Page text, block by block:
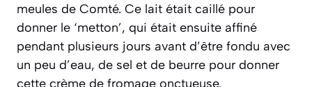
meules de Comté. Ce lait était caillé pour
donner le ‘metton’, qui était ensuite affiné
pendant plusieurs jours avant d’être fondu avec
un peu d’eau, de sel et de beurre pour donner
cette crème de fromage onctueuse.